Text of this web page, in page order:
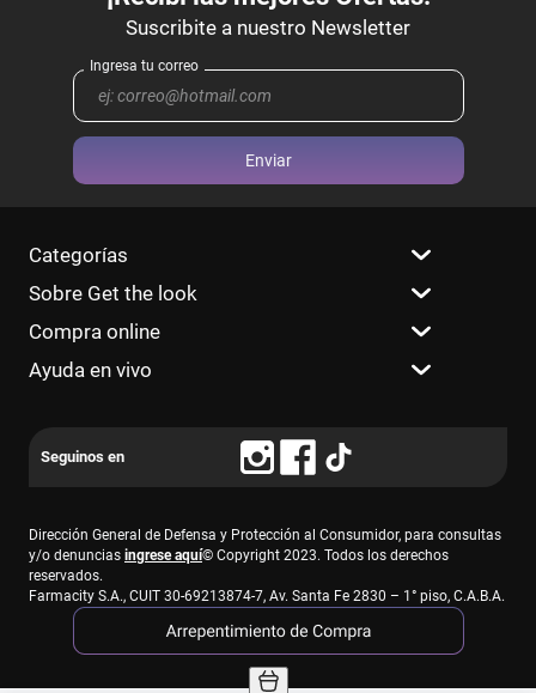
Enviar
Categorías
Sobre Get the look
Compra online
Ayuda en vivo
Dirección General de Defensa y Protección al Consumidor, para consultas
y/o denuncias ingrese aquí© Copyright 2023. Todos los derechos
reservados.
Farmacity S.A., CUIT 30-69213874-7, Av. Santa Fe 2830 – 1° piso, C.A.B.A.